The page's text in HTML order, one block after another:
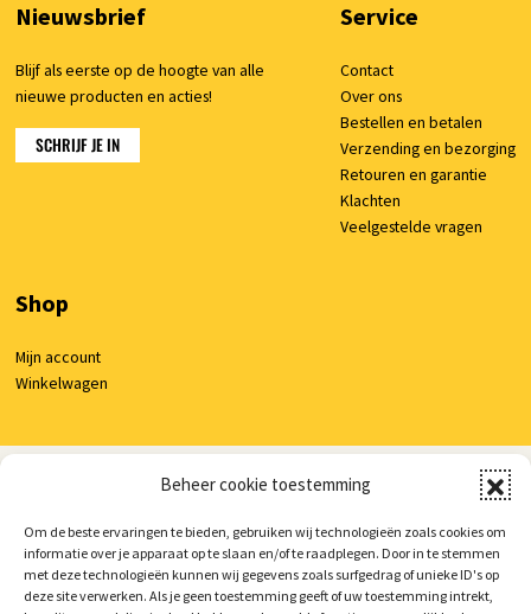
Beheer cookie toestemming
Om de beste ervaringen te bieden, gebruiken wij technologieën zoals cookies om
informatie over je apparaat op te slaan en/of te raadplegen. Door in te stemmen
met deze technologieën kunnen wij gegevens zoals surfgedrag of unieke ID's op
deze site verwerken. Als je geen toestemming geeft of uw toestemming intrekt,
Nieuwsbrief
Blijf als eerste op de hoogte van alle
nieuwe producten en acties!
SCHRIJF JE IN
Service
Contact
Over ons
Bestellen en betalen
Verzending en bezorging
Retouren en garantie
Klachten
Veelgestelde vragen
Shop
Mijn account
Winkelwagen
Privacy verklaring / Voorwaarden
Cookie beleid